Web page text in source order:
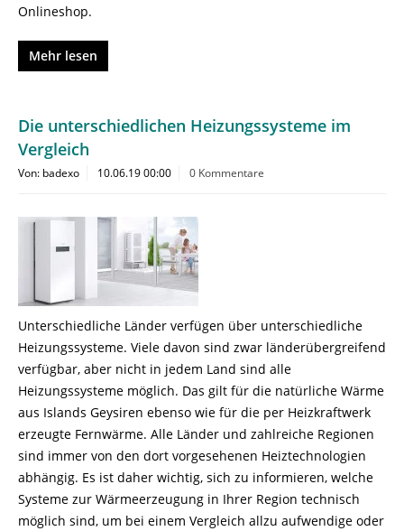
Onlineshop.
Mehr lesen
Die unterschiedlichen Heizungssysteme im
Vergleich
Von: badexo 10.06.19 00:00 0 Kommentare
Unterschiedliche Länder verfügen über unterschiedliche
Heizungssysteme. Viele davon sind zwar länderübergreifend
verfügbar, aber nicht in jedem Land sind alle
Heizungssysteme möglich. Das gilt für die natürliche Wärme
aus Islands Geysiren ebenso wie für die per Heizkraftwerk
erzeugte Fernwärme. Alle Länder und zahlreiche Regionen
sind immer von den dort vorgesehenen Heiztechnologien
abhängig. Es ist daher wichtig, sich zu informieren, welche
Systeme zur Wärmeerzeugung in Ihrer Region technisch
möglich sind, um bei einem Vergleich allzu aufwendige oder